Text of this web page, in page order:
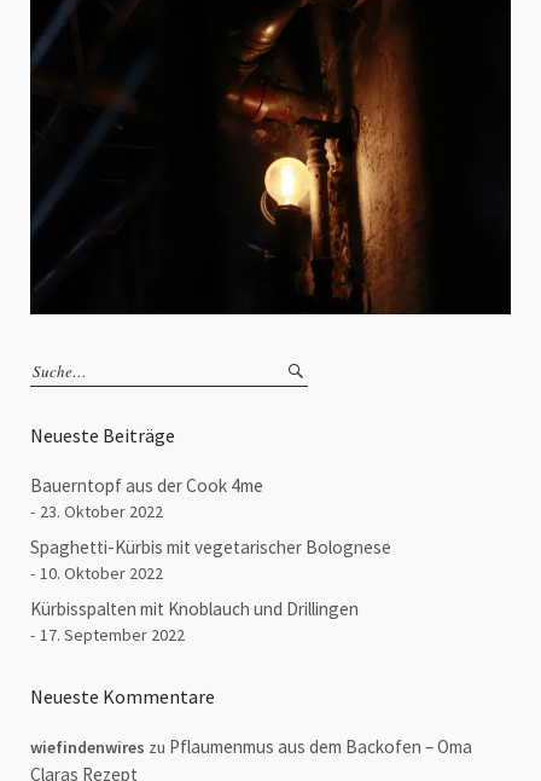
Neueste Beiträge
Bauerntopf aus der Cook 4me
23. Oktober 2022
Spaghetti-Kürbis mit vegetarischer Bolognese
10. Oktober 2022
Kürbisspalten mit Knoblauch und Drillingen
17. September 2022
Neueste Kommentare
wiefindenwires zu Pflaumenmus aus dem Backofen – Oma
Claras Rezept